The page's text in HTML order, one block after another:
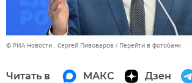
© РИА Новости . Сергей Пивоваров Перейти в фотобанк
Читать в МАКС Дзен